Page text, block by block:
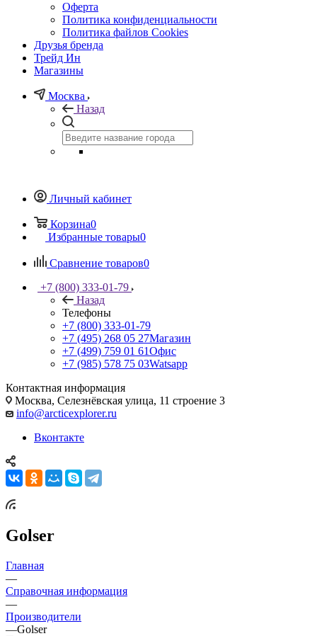
Оферта
Политика конфиденциальности
Политика файлов Cookies
Друзья бренда
Трейд Ин
Магазины
Москва
Назад
Личный кабинет
Корзина0
Избранные товары0
Сравнение товаров0
+7 (800) 333-01-79
Назад
Телефоны
+7 (800) 333-01-79
+7 (495) 268 05 27Магазин
+7 (499) 759 01 61Офис
+7 (985) 578 75 03Watsapp
Контактная информация
Москва, Селезнёвская улица, 11 строение 3
info@arcticexplorer.ru
Вконтакте
Golser
Главная
—
Справочная информация
—
Производители
—Golser